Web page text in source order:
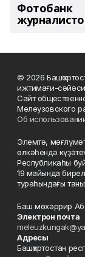
Фотобанк
© 2026
ижтимағи-
Сайт
Мелеузовского
Об
Элемтә,
өлкәһендә
Республикаһы
19 майында
тураһындағы
Баш мөхәррир
Электрон почта
Адресы
Башҡортостан